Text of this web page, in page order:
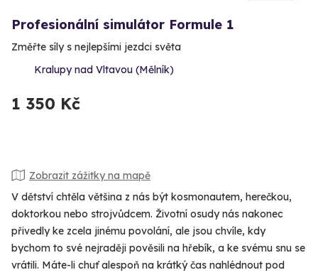
Profesionální simulátor Formule 1
Změřte síly s nejlepšími jezdci světa
Kralupy nad Vltavou (Mělník)
1 350 Kč
Zobrazit zážitky na mapě
V dětství chtěla většina z nás být kosmonautem, herečkou,
doktorkou nebo strojvůdcem. Životní osudy nás nakonec
přivedly ke zcela jinému povolání, ale jsou chvíle, kdy
bychom to své nejraději pověsili na hřebík, a ke svému snu se
vrátili. Máte-li chuť alespoň na krátký čas nahlédnout pod